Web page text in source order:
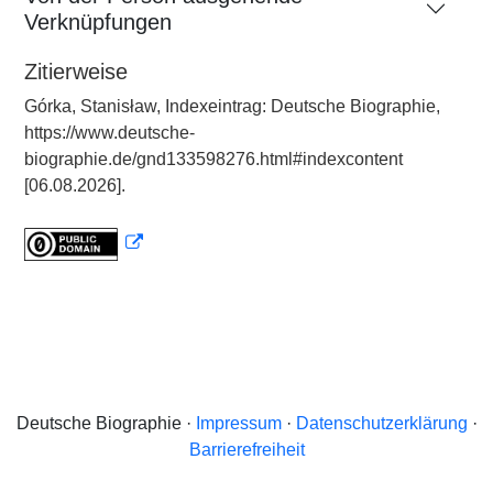
Verknüpfungen
Zitierweise
Górka, Stanisław, Indexeintrag: Deutsche Biographie,
https://www.deutsche-
biographie.de/gnd133598276.html#indexcontent
[06.08.2026].
Deutsche Biographie · Impressum· Datenschutzerklärung ·
Barrierefreiheit